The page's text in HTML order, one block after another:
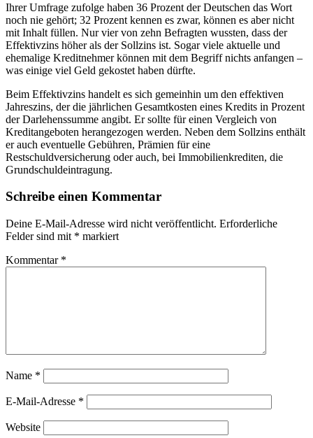
Ihrer Umfrage zufolge haben 36 Prozent der Deutschen das Wort
noch nie gehört; 32 Prozent kennen es zwar, können es aber nicht
mit Inhalt füllen. Nur vier von zehn Befragten wussten, dass der
Effektivzins höher als der Sollzins ist. Sogar viele aktuelle und
ehemalige Kreditnehmer können mit dem Begriff nichts anfangen –
was einige viel Geld gekostet haben dürfte.
Beim Effektivzins handelt es sich gemeinhin um den effektiven
Jahreszins, der die jährlichen Gesamtkosten eines Kredits in Prozent
der Darlehenssumme angibt. Er sollte für einen Vergleich von
Kreditangeboten herangezogen werden. Neben dem Sollzins enthält
er auch eventuelle Gebühren, Prämien für eine
Restschuldversicherung oder auch, bei Immobilienkrediten, die
Grundschuldeintragung.
Schreibe einen Kommentar
Deine E-Mail-Adresse wird nicht veröffentlicht. Erforderliche
Felder sind mit * markiert
Kommentar *
Name *
E-Mail-Adresse *
Website